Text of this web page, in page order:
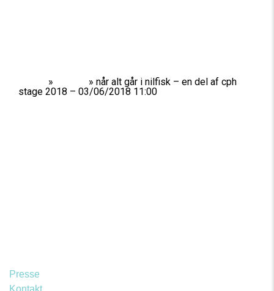
» » når alt går i nilfisk – en del af cph
stage 2018 – 03/06/2018 11:00
Presse
Kontakt